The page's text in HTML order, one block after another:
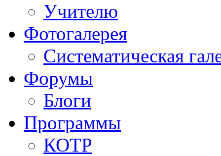
Учителю
Фотогалерея
Систематическая
Форумы
Блоги
Программы
КОТР